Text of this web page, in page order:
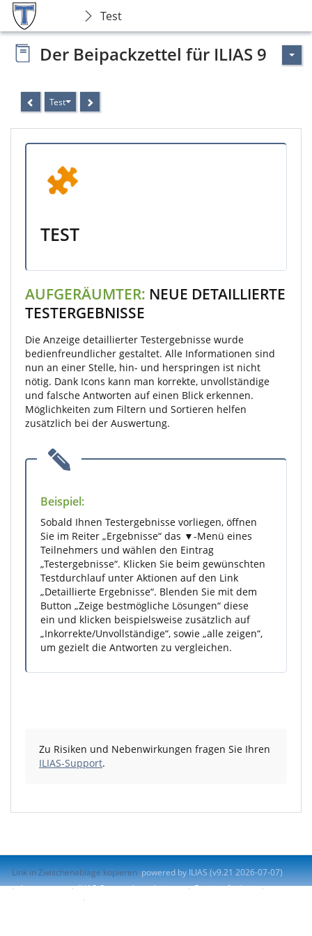
Test
Der Beipackzettel für ILIAS 9
Test
TEST
AUFGERÄUMTER: NEUE DETAILLIERTE
TESTERGEBNISSE
Die Anzeige detaillierter Testergebnisse wurde
bedienfreundlicher gestaltet. Alle Informationen sind
nun an einer Stelle, hin- und herspringen ist nicht
nötig. Dank Icons kann man korrekte, unvollständige
und falsche Antworten auf einen Blick erkennen.
Möglichkeiten zum Filtern und Sortieren helfen
zusätzlich bei der Auswertung.
Beispiel:
Sobald Ihnen Testergebnisse vorliegen, öffnen
Sie im Reiter „Ergebnisse“ das ▼-Menü eines
Teilnehmers und wählen den Eintrag
„Testergebnisse“. Klicken Sie beim gewünschten
Testdurchlauf unter Aktionen auf den Link
„Detaillierte Ergebnisse“. Blenden Sie mit dem
Button „Zeige bestmögliche Lösungen“ diese
ein und klicken beispielsweise zusätzlich auf
„Inkorrekte/Unvollständige“, sowie „alle zeigen“,
um gezielt die Antworten zu vergleichen.
Zu Risiken und Nebenwirkungen fragen Sie Ihren
ILIAS-Support.
Link in Zwischenablage kopieren powered by ILIAS (v9.21 2026-07-07)
Impressum
ILIAS-Support kontaktieren
Barrierefreiheit